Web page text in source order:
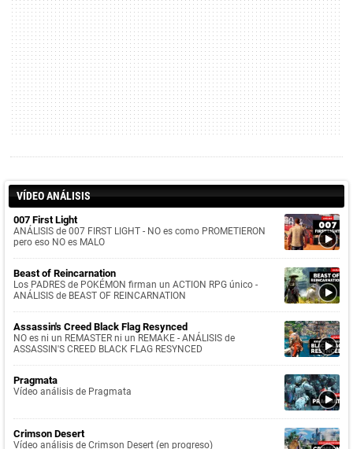
VÍDEO ANÁLISIS
007 First Light
ANÁLISIS de 007 FIRST LIGHT - NO es como PROMETIERON
pero eso NO es MALO
Beast of Reincarnation
Los PADRES de POKÉMON firman un ACTION RPG único -
ANÁLISIS de BEAST OF REINCARNATION
Assassin's Creed Black Flag Resynced
NO es ni un REMASTER ni un REMAKE - ANÁLISIS de
ASSASSIN'S CREED BLACK FLAG RESYNCED
Pragmata
Vídeo análisis de Pragmata
Crimson Desert
Vídeo análisis de Crimson Desert (en progreso)